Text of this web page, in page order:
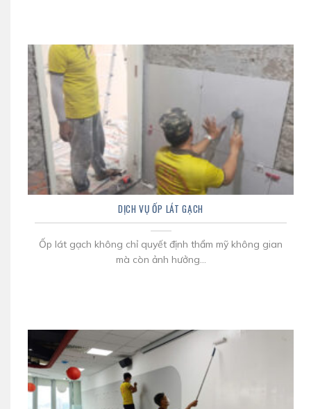
DỊCH VỤ ỐP LÁT GẠCH
Ốp lát gạch không chỉ quyết định thẩm mỹ không gian
mà còn ảnh hưởng...